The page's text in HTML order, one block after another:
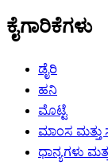
ಕೈಗಾರಿಕೆಗಳು
ಡೈರಿ
ಹನಿ
ಮೊಟ್ಟೆ
ಮಾಂಸ ಮತ್ತು
ಧಾನ್ಯಗಳು